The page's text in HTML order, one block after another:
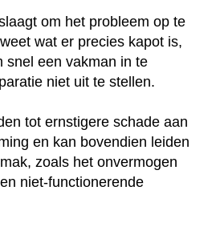
om het probleem op te
wat er precies kapot is,
snel een vakman in te
niet uit te stellen.
tot ernstigere schade aan
en kan bovendien leiden
zoals het onvermogen
niet-functionerende